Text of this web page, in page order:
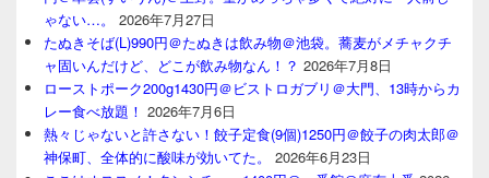
ゃない…。
2026年7月27日
たぬきそば(L)990円＠たぬきは飲み物＠池袋。蕎麦がメチャクチ
ャ固いんだけど、どこが飲み物なん！？ 2026年7月8日
ローストポーク200g1430円＠ビストロガブリ＠大門、13時からカ
レー食べ放題！ 2026年7月6日
熱々じゃないと許さない！餃子定食(9個)1250円＠餃子の肉太郎＠
神保町、全体的に酸味が効いてた。
2026年6月23日